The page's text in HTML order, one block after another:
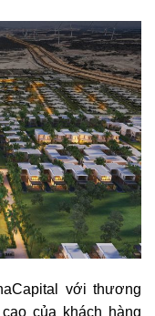
với thương
của khách hàng